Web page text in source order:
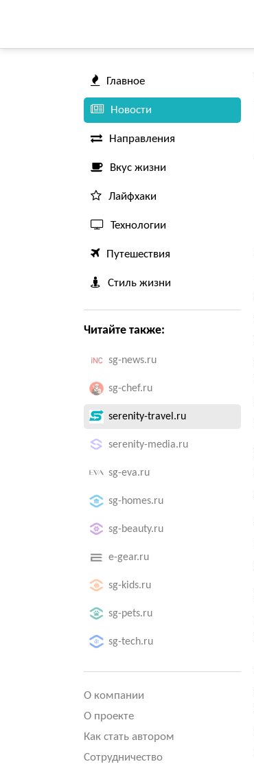
Главное
Новости
Направления
Вкус жизни
Лайфхаки
Технологии
Путешествия
Стиль жизни
Читайте также:
sg-news.ru
sg-chef.ru
serenity-travel.ru
serenity-media.ru
sg-eva.ru
sg-homes.ru
sg-beauty.ru
e-gear.ru
sg-kids.ru
sg-pets.ru
sg-tech.ru
О компании
О проекте
Как стать автором
Сотрудничество